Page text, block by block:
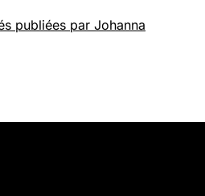
publiées par Johanna